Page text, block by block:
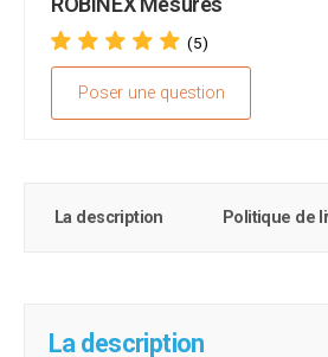
(5)
Poser une question
La description Politique de
La description